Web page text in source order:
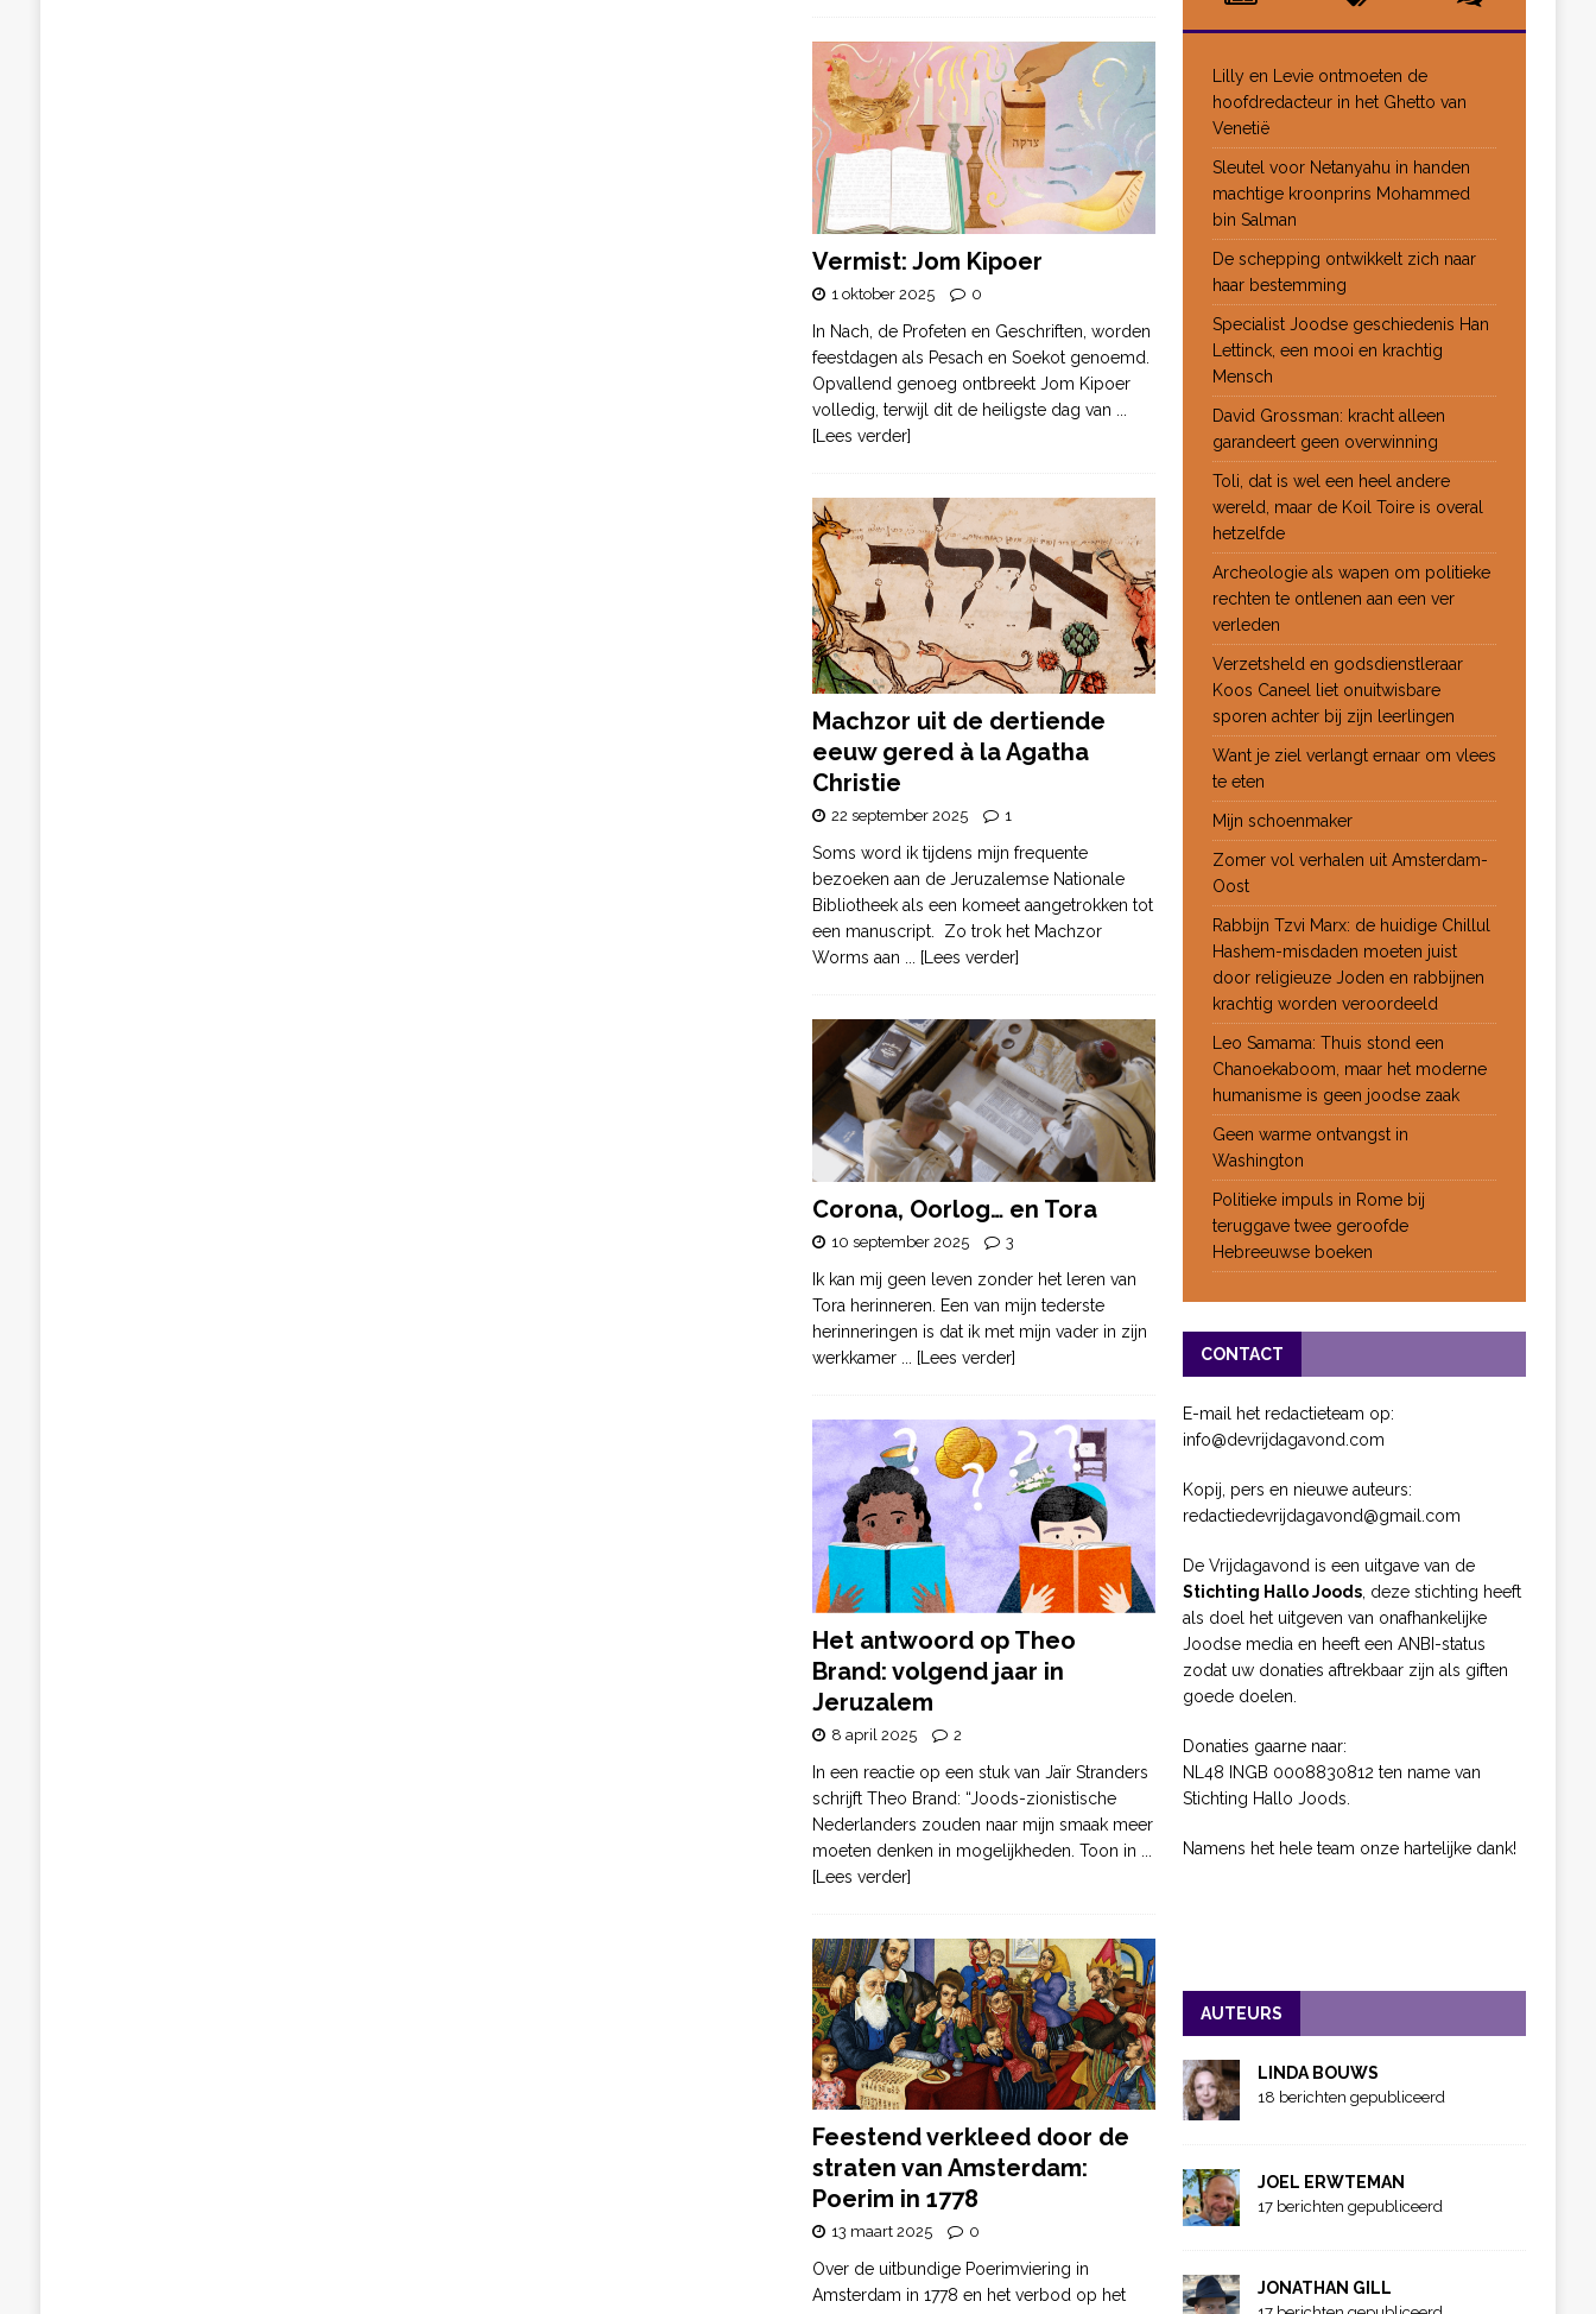
Vermist: Jom Kipoer
1 oktober 2025 0
In Nach, de Profeten en Geschriften, worden
feestdagen als Pesach en Soekot genoemd.
Opvallend genoeg ontbreekt Jom Kipoer
volledig, terwijl dit de heiligste dag van
[Lees verder]
Machzor uit de dertiende
eeuw gered à la Agatha
Christie
22 september 2025 1
Soms word ik tijdens mijn frequente
bezoeken aan de Jeruzalemse Nationale
Bibliotheek als een komeet aangetrokken tot
een manuscript. Zo trok het Machzor
Worms aan ... [Lees verder]
Corona, Oorlog… en Tora
10 september 2025 3
Ik kan mij geen leven zonder het leren van
Tora herinneren. Een van mijn tederste
herinneringen is dat ik met mijn vader in zijn
werkkamer ... [Lees verder]
Het antwoord op Theo
Brand: volgend jaar in
Jeruzalem
8 april 2025 2
In een reactie op een stuk van Jaïr Stranders
schrijft Theo Brand: “Joods-zionistische
Nederlanders zouden naar mijn smaak meer
moeten denken in mogelijkheden. Toon in
[Lees verder]
Feestend verkleed door de
straten van Amsterdam:
Poerim in 1778
13 maart 2025 0
Over de uitbundige Poerimviering in
Amsterdam in 1778 en het verbod op het
Lilly en Levie ontmoeten de
hoofdredacteur in het Ghetto van
Venetië
Sleutel voor Netanyahu in handen
machtige kroonprins Mohammed
bin Salman
De schepping ontwikkelt zich naar
haar bestemming
Specialist Joodse geschiedenis Han
Lettinck, een mooi en krachtig
Mensch
David Grossman: kracht alleen
garandeert geen overwinning
Toli, dat is wel een heel andere
wereld, maar de Koil Toire is overal
hetzelfde
Archeologie als wapen om politieke
rechten te ontlenen aan een ver
verleden
Verzetsheld en godsdienstleraar
Koos Caneel liet onuitwisbare
sporen achter bij zijn leerlingen
Want je ziel verlangt ernaar om vlees
te eten
Mijn schoenmaker
Zomer vol verhalen uit Amsterdam-
Oost
Rabbijn Tzvi Marx: de huidige Chillul
Hashem-misdaden moeten juist
door religieuze Joden en rabbijnen
krachtig worden veroordeeld
Leo Samama: Thuis stond een
Chanoekaboom, maar het moderne
humanisme is geen joodse zaak
Geen warme ontvangst in
Washington
Politieke impuls in Rome bij
teruggave twee geroofde
Hebreeuwse boeken
CONTACT
E-mail het redactieteam op:
info@devrijdagavond.com
Kopij, pers en nieuwe auteurs:
redactiedevrijdagavond@gmail.com
De Vrijdagavond is een uitgave van de
Stichting Hallo Joods, deze stichting heeft
als doel het uitgeven van onafhankelijke
Joodse media en heeft een ANBI-status
zodat uw donaties aftrekbaar zijn als giften
goede doelen.
Donaties gaarne naar:
NL48 INGB 0008830812 ten name van
Stichting Hallo Joods.
Namens het hele team onze hartelijke dank!
AUTEURS
LINDA BOUWS
18 berichten gepubliceerd
JOEL ERWTEMAN
17 berichten gepubliceerd
JONATHAN GILL